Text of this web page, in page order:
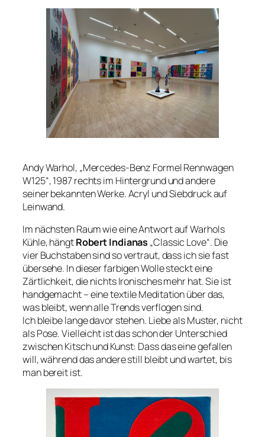
Andy Warhol, „Mercedes-Benz Formel Rennwagen
W125“, 1987 rechts im Hintergrund und andere
seiner bekannten Werke. Acryl und Siebdruck auf
Leinwand.
Im nächsten Raum wie eine Antwort auf Warhols
Kühle, hängtRobert Indianas „Classic Love“. Die
vier Buchstaben sind so vertraut, dass ich sie fast
übersehe. In dieser farbigen Wolle steckt eine
Zärtlichkeit, die nichts Ironisches mehr hat. Sie ist
handgemacht – eine textile Meditation über das,
was bleibt, wenn alle Trends verflogen sind.
Ich bleibe lange davor stehen. Liebe als Muster, nicht
als Pose. Vielleicht ist das schon der Unterschied
zwischen Kitsch und Kunst: Dass das eine gefallen
will, während das andere still bleibt und wartet, bis
man bereit ist.